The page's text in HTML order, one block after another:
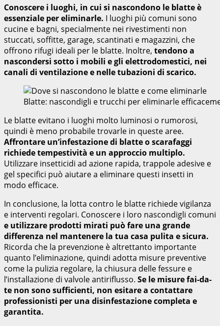
Conoscere i luoghi, in cui si nascondono le blatte è
essenziale per eliminarle. I luoghi più comuni sono
cucine e bagni, specialmente nei rivestimenti non
stuccati, soffitte, garage, scantinati e magazzini, che
offrono rifugi ideali per le blatte. Inoltre, tendono a
nascondersi sotto i mobili e gli elettrodomestici, nei
canali di ventilazione e nelle tubazioni di scarico.
Blatte: nascondigli e trucchi per eliminarle
Le blatte evitano i luoghi molto luminosi o rumorosi,
quindi è meno probabile trovarle in queste aree.
Affrontare un’infestazione di blatte o scarafaggi
richiede tempestività e un approccio multiplo.
Utilizzare insetticidi ad azione rapida, trappole adesive e
gel specifici può aiutare a eliminare questi insetti in
modo efficace.
In conclusione, la lotta contro le blatte richiede vigilanza
e interventi regolari. Conoscere i loro nascondigli comuni
e utilizzare prodotti mirati può fare una grande
differenza nel mantenere la tua casa pulita e sicura.
Ricorda che la prevenzione è altrettanto importante
quanto l’eliminazione, quindi adotta misure preventive
come la pulizia regolare, la chiusura delle fessure e
l’installazione di valvole antiriflusso. Se le misure fai-da-
te non sono sufficienti, non esitare a contattare
professionisti per una disinfestazione completa e
garantita.